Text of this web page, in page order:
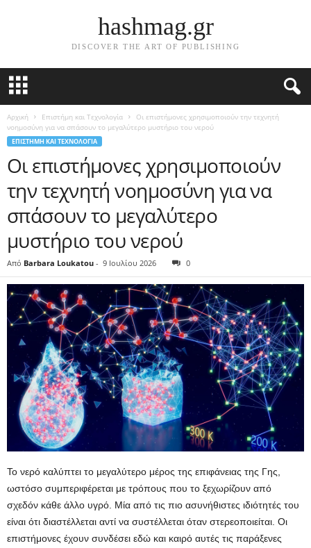
hashmag.gr
DISCOVER THE ART OF PUBLISHING
Αρχική Επιστήμη και Τεχνολογία
Οι επιστήμονες χρησιμοποιούν την τεχνητή
νοημοσύνη για να σπάσουν το μεγαλύτερο μυστήριο του νερού
ΕΠΙΣΤΉΜΗ ΚΑΙ ΤΕΧΝΟΛΟΓΊΑ
Οι επιστήμονες χρησιμοποιούν
την τεχνητή νοημοσύνη για να
σπάσουν το μεγαλύτερο
μυστήριο του νερού
Από Barbara Loukatou - 9 Ιουλίου 2026 0
Το νερό καλύπτει το μεγαλύτερο μέρος της επιφάνειας της Γης,
ωστόσο συμπεριφέρεται με τρόπους που το ξεχωρίζουν από
σχεδόν κάθε άλλο υγρό. Μία από τις πιο ασυνήθιστες ιδιότητές του
είναι ότι διαστέλλεται αντί να συστέλλεται όταν στερεοποιείται. Οι
επιστήμονες έχουν συνδέσει εδώ και καιρό αυτές τις παράξενες